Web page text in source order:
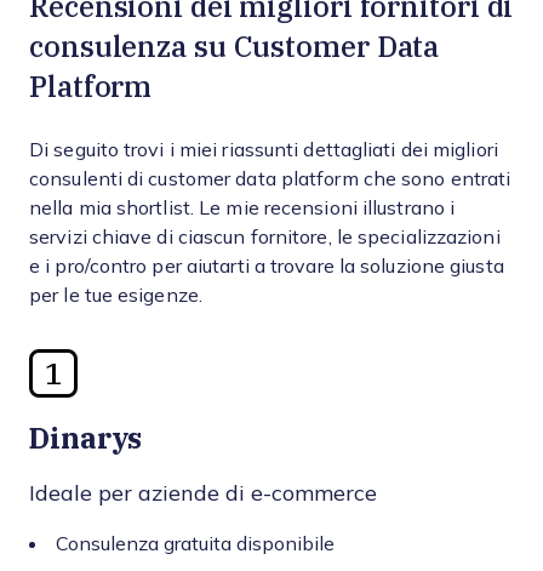
consulenza su Customer Data
Platform
Di seguito trovi i miei riassunti dettagliati dei migliori
consulenti di customer data platform che sono entrati
nella mia shortlist. Le mie recensioni illustrano i
servizi chiave di ciascun fornitore, le specializzazioni
e i pro/contro per aiutarti a trovare la soluzione giusta
per le tue esigenze.
1
Dinarys
Ideale per aziende di e-commerce
Consulenza gratuita disponibile